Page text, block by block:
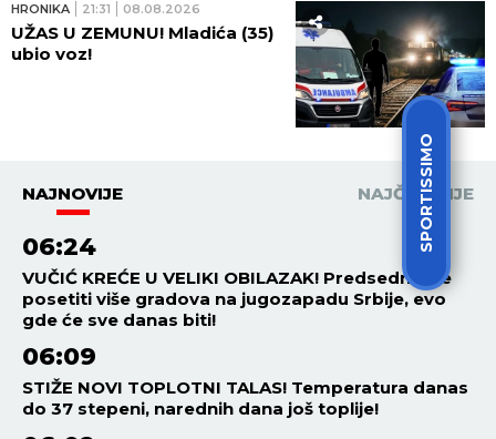
SPORTISSIMO
HRONIKA 21:31 08.08.2026
UŽAS U ZEMUNU! Mladića (35)
ubio voz!
NAJNOVIJE NAJČITANIJE
06:24
VUČIĆ KREĆE U VELIKI OBILAZAK! Predsednik će
posetiti više gradova na jugozapadu Srbije, evo
gde će sve danas biti!
06:09
STIŽE NOVI TOPLOTNI TALAS! Temperatura danas
do 37 stepeni, narednih dana još toplije!